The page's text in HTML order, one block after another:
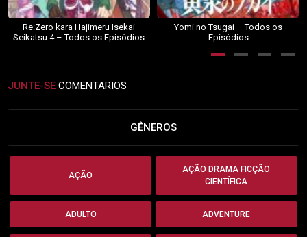
Re:Zero kara Hajimeru Isekai
Seikatsu 4 – Todos os Episódios
Yomi no Tsugai – Todos os
Episódios
JUNTE-SE COMENTARIOS
GÊNEROS
AÇÃO
AÇÃO DRAMA FICÇÃO
CIENTÍFICA
ADULTO ADVENTURE